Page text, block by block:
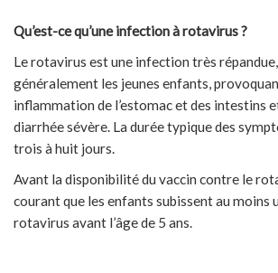
Qu’est-ce qu’une infection à rotavirus ?
Le rotavirus est une infection très
généralement les jeunes enfants,
inflammation de l’estomac et des intestins
diarrhée sévère. La durée typique des
trois à huit jours.
Avant la disponibilité du vaccin contre le
courant que les enfants subissent au moins
rotavirus avant l’âge de 5 ans.